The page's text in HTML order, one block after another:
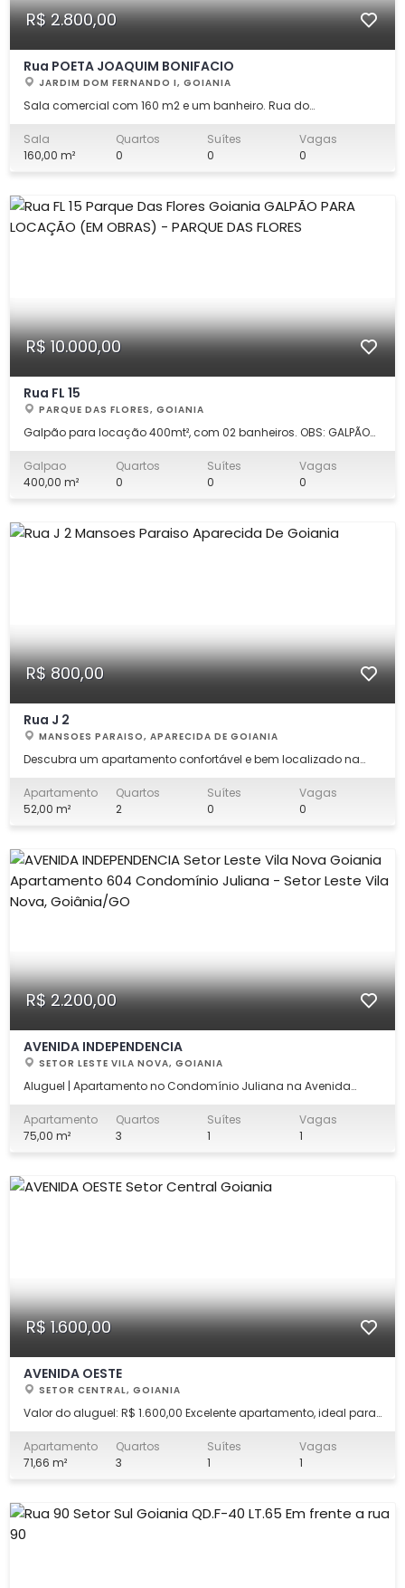
R$ 2.800,00
Rua POETA JOAQUIM BONIFACIO
JARDIM DOM FERNANDO I, GOIANIA
Sala comercial com 160 m2 e um banheiro. Rua do
Concordia e Bretas Vila Pedroso, avenida Anápolis.
Sala
160,00 m²
Quartos
0
Suítes
0
Vagas
0
R$ 10.000,00
Rua FL 15
PARQUE DAS FLORES, GOIANIA
Galpão para locação 400mt², com 02 banheiros. OBS: GALPÃO
Galpao
400,00 m²
Quartos
0
Suítes
0
Vagas
0
R$ 800,00
Rua J 2
MANSOES PARAISO, APARECIDA DE GOIANIA
Descubra um apartamento confortável e bem localizado na
de Goiânia. Perfeito para quem busca praticidade, estilo de
vida acolhedor e uma excelente oportunidade de custo-
Apartamento
52,00 m²
Quartos
2
Suítes
0
Vagas
0
R$ 2.200,00
AVENIDA INDEPENDENCIA
SETOR LESTE VILA NOVA, GOIANIA
Aluguel | Apartamento no Condomínio Juliana na Avenida
quartos sendo um suíte, sala, cozinha, área de serviço, banheiro
social e garagem. O imóvel possui armários em 02 quartos,
Apartamento
75,00 m²
Quartos
3
Suítes
1
Vagas
1
R$ 1.600,00
AVENIDA OESTE
SETOR CENTRAL, GOIANIA
Valor do aluguel: R$ 1.600,00 Excelente apartamento, ideal para
dos ambientes. O imóvel dispõe de: Ampla sala de estar; 03
quartos, sendo 01 suíte; 01 Banheiro social; 01 Cozinha funcional;
Apartamento
71,66 m²
Quartos
3
Suítes
1
Vagas
1